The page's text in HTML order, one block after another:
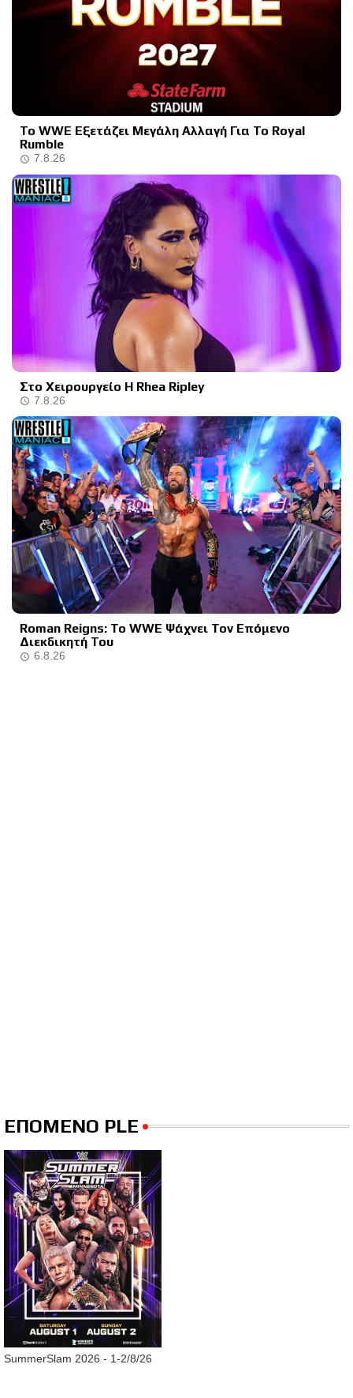
Το WWE Εξετάζει Μεγάλη Αλλαγή Για Το Royal
Rumble
7.8.26
Στο Χειρουργείο Η Rhea Ripley
7.8.26
Roman Reigns: Το WWE Ψάχνει Τον Επόμενο
Διεκδικητή Του
6.8.26
ΕΠΟΜΕΝΟ PLE
SummerSlam 2026 - 1-2/8/26